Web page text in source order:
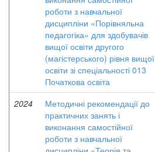
роботи з навчальної
дисципліни «Порівняльна
педагогіка» для здобувачів
вищої освіти другого
(магістерського) рівня вищої
освіти зі спеціальності 013
Початкова освіта
2024
Методичні рекомендації до
практичних занять і
виконання самостійної
роботи з навчальної